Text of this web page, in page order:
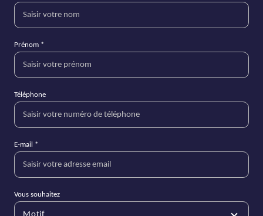
Prénom *
Téléphone
E-mail *
Vous souhaitez